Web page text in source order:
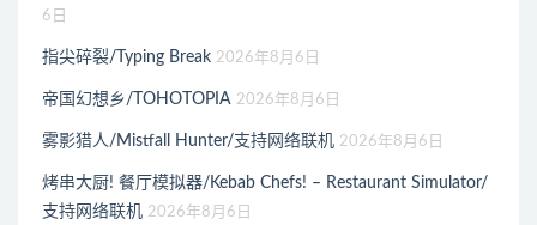
6日
指尖碎裂/Typing Break 2026年8月6日
帝国幻想乡/TOHOTOPIA 2026年8月6日
雾影猎人/Mistfall Hunter/支持网络联机 2026年8月6日
烤串大厨! 餐厅模拟器/Kebab Chefs! – Restaurant Simulator/
支持网络联机 2026年8月6日